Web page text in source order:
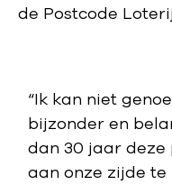
de Postcode
“Ik kan niet
bijzonder en
dan 30 jaar
aan onze zijde te